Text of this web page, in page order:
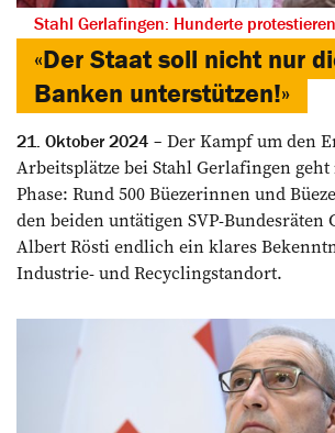
Stahl Gerlafingen: Hunderte
«Der Staat soll nicht nur
Banken unterstützen!»
21. Oktober 2024
Der Kampf um den
Arbeitsplätze bei Stahl Gerlafingen
Phase: Rund 500 Büezerinnen und
den beiden untätigen SVP-Bundesräten
Albert Rösti endlich ein klares
Industrie- und Recyclingstandort.